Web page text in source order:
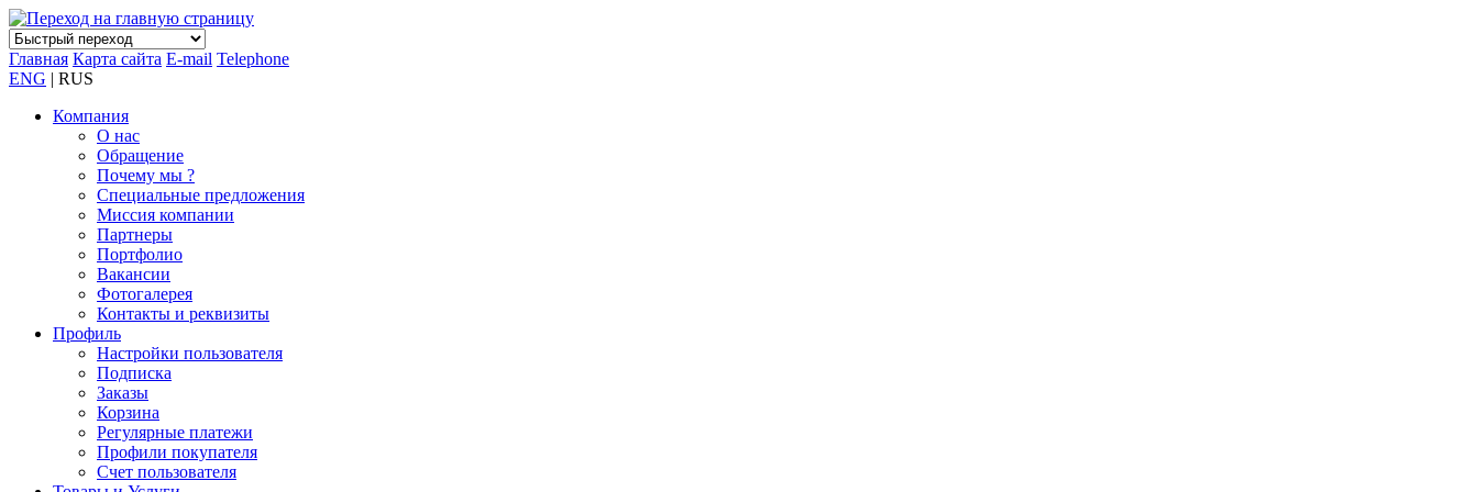
Главная Карта сайта E-mail Telephone
ENG | RUS
Компания
О нас
Обращение
Почему мы ?
Специальные предложения
Миссия компании
Партнеры
Портфолио
Вакансии
Фотогалерея
Контакты и реквизиты
Профиль
Настройки пользователя
Подписка
Заказы
Корзина
Регулярные платежи
Профили покупателя
Счет пользователя